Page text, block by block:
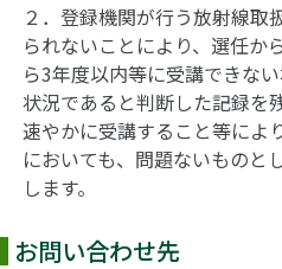
２．登録機関が行う放射線取
られないことにより、選任か
ら3年度以内等に受講できな
状況であると判断した記録を
速やかに受講すること等によ
においても、問題ないものと
します。
お問い合わせ先